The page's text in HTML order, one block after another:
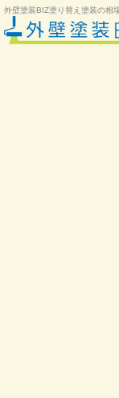
外壁塗装BIZ塗り替え塗装の相場・価